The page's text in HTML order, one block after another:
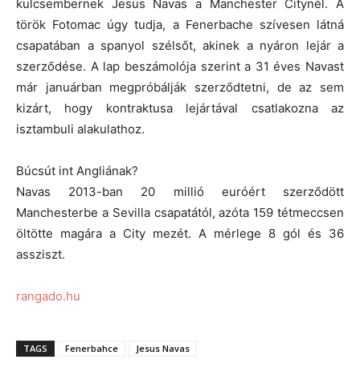
kulcsembernek Jesus Navas a Manchester Citynél. A
török Fotomac úgy tudja, a Fenerbache szívesen látná
csapatában a spanyol szélsőt, akinek a nyáron lejár a
szerződése. A lap beszámolója szerint a 31 éves Navast
már januárban megpróbálják szerződtetni, de az sem
kizárt, hogy kontraktusa lejártával csatlakozna az
isztambuli alakulathoz.
Búcsút int Angliának?
Navas 2013-ban 20 millió euróért szerződött
Manchesterbe a Sevilla csapatától, azóta 159 tétmeccsen
öltötte magára a City mezét. A mérlege 8 gól és 36
assziszt.
rangado.hu
TAGS Fenerbahce Jesus Navas